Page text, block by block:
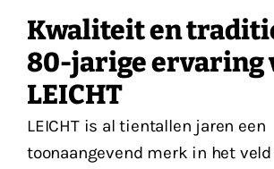
Kwaliteit en
80-jarige ervaring
LEICHT
LEICHT is al tientallen jaren een
toonaangevend merk in het